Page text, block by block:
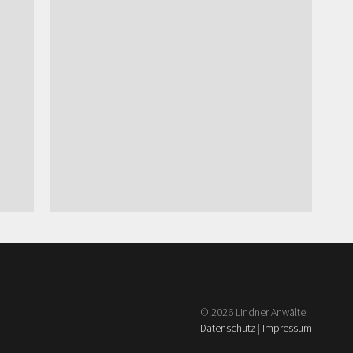
© 2026 Lindner Anwälte
Datenschutz | Impressum